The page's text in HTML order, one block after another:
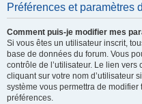
Préférences et paramètres
Comment puis-je modifier mes
Si vous êtes un utilisateur inscrit,
base de données du forum. Vous
contrôle de l’utilisateur. Le lien
cliquant sur votre nom d’utilisateur
système vous permettra de
préférences.